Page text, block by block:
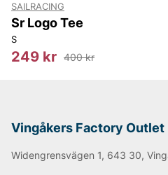
Happy shopping önskar vi på
Outlet AB!
NN07
Tiger of Sweden
Replay
SAILRACING
Sr Logo Tee
S
249 kr 400 kr
Vingåkers Factory Outlet
Widengrensvägen 1, 643 30,